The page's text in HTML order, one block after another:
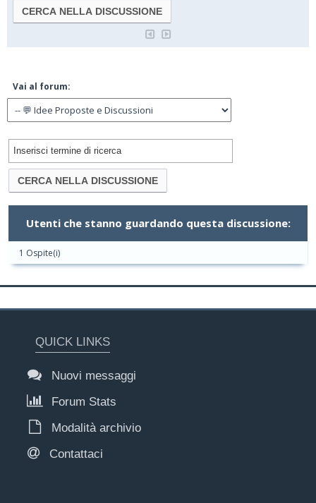
Vai al forum:
Utenti che stanno guardando questa discussione:
1 Ospite(i)
QUICK LINKS
Nuovi messaggi
Forum Stats
Modalità archivio
Contattaci